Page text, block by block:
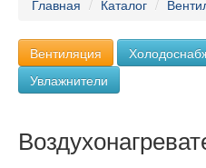
Главная / Каталог /
Вентиляция
Увлажнители